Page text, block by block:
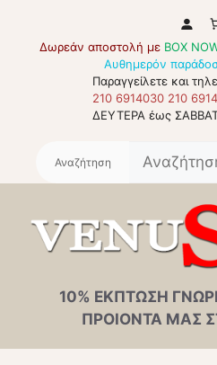
περιεχόμενο
Δωρεάν αποστολή με BOX
Αυθημερόν
Παραγγείλετε και
210 6914030 210
ΔΕΥΤΕΡΑ έως
10% ΕΚΠΤΩΣΗ
ΠΡΟΙΟΝΤΑ ΜΑΣ